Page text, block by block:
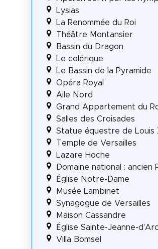
Lysias
La Renommée du Roi
Théâtre Montansier
Bassin du Dragon
Le colérique
Le Bassin de la Pyramide
Opéra Royal
Aile Nord
Grand Appartement du
Salles des Croisades
Statue équestre de Louis
Temple de Versailles
Lazare Hoche
Domaine national : ancien
Église Notre-Dame
Musée Lambinet
Synagogue de Versailles
Maison Cassandre
Église Sainte-Jeanne-d'Arc
Villa Bomsel